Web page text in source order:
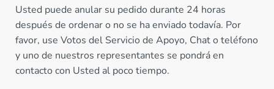
Usted puede anular su pedido durante 24 horas
después de ordenar o no se ha enviado todavía. Por
favor, use Votos del Servicio de Apoyo, Chat o teléfono
y uno de nuestros representantes se pondrá en
contacto con Usted al poco tiempo.